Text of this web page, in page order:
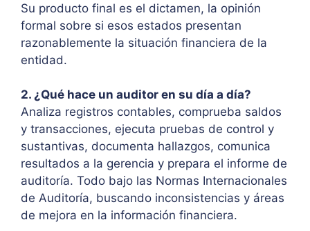
Su producto final es el dictamen, la opinión
formal sobre si esos estados presentan
razonablemente la situación financiera de la
entidad.
2. ¿Qué hace un auditor en su día a día?
Analiza registros contables, comprueba saldos
y transacciones, ejecuta pruebas de control y
sustantivas, documenta hallazgos, comunica
resultados a la gerencia y prepara el informe de
auditoría. Todo bajo las Normas Internacionales
de Auditoría, buscando inconsistencias y áreas
de mejora en la información financiera.